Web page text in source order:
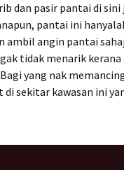
dan pasir pantai di
pantai ini
ambil angin pantai
tidak menarik
yang nak
di sekitar kawasan ini